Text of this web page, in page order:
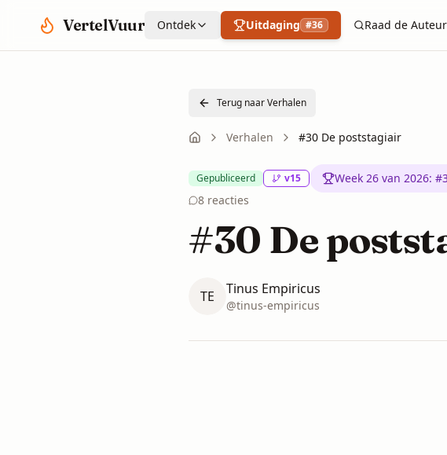
VertelVuur Ontdek Uitdaging #36 Raad de Auteur
Terug naar Verhalen
Verhalen #30 De poststagiair
Gepubliceerd v15 Week 26 van 2026:
8 reacties
#30 De
TE Tinus Empiricus
@tinus-empiricus